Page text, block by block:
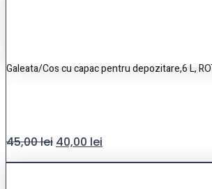
Galeata/Cos cu capac pentru depozitare,6 L,
45,00lei 40,00 lei